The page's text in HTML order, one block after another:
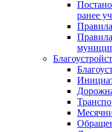
ранее